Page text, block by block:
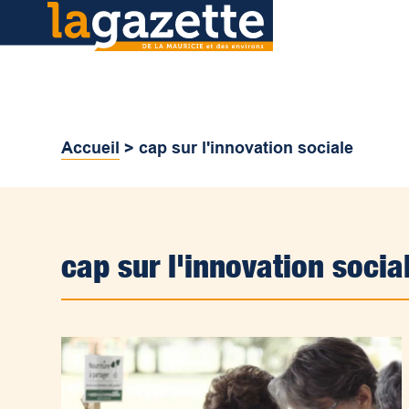
Accueil >cap sur l'innovation sociale
cap sur l'innovation